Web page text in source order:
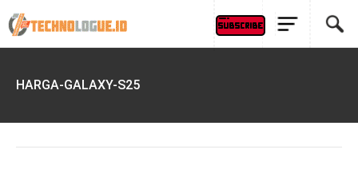
HARGA-GALAXY-S25